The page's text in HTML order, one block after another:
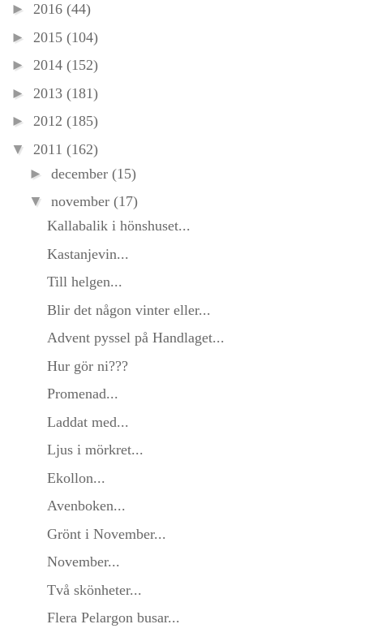
► 2016 (44)
► 2015 (104)
► 2014 (152)
► 2013 (181)
► 2012 (185)
▼ 2011 (162)
► december (15)
▼ november (17)
Kallabalik i hönshuset...
Kastanjevin...
Till helgen...
Blir det någon vinter eller...
Advent pyssel på Handlaget...
Hur gör ni???
Promenad...
Laddat med...
Ljus i mörkret...
Ekollon...
Avenboken...
Grönt i November...
November...
Två skönheter...
Flera Pelargon busar...